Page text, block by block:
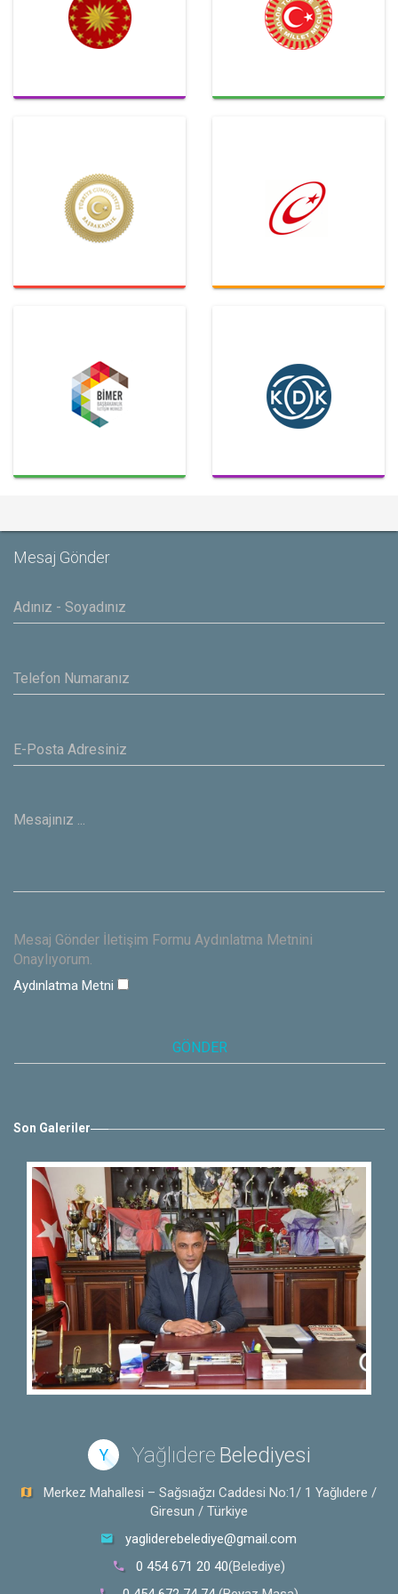
Mesaj Gönder
Mesaj Gönder İletişim Formu Aydınlatma Metnini
Onaylıyorum.
Aydınlatma Metni
Son Galeriler
Y Yağlıdere Belediyesi
Merkez Mahallesi – Sağsıağzı Caddesi No:1/ 1 Yağlıdere /
Giresun / Türkiye
yagliderebelediye@gmail.com
0 454 671 20 40(Belediye)